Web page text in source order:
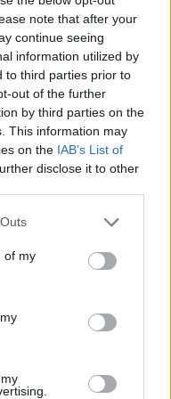
note that after your
continue seeing
information utilized by
to third parties prior to
out of the further
by third parties on the
This information may
on the IAB’s List of
disclose it to other
of my
за Небесната
13.2.17
дърво „Ери“ и
куест
в магазина - Да
24.1.17
бахама обор
дърво „Лхотце“ и